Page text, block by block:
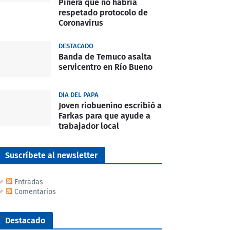
Piñera que no habría
respetado protocolo de
Coronavirus
DESTACADO
Banda de Temuco asalta
servicentro en Río Bueno
DIA DEL PAPA
Joven riobuenino escribió a
Farkas para que ayude a
trabajador local
Suscríbete al newsletter
Entradas
Comentarios
Destacado